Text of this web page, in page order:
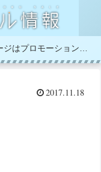
2017.11.18